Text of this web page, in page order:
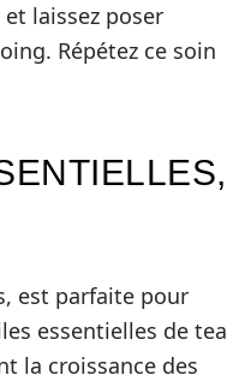
laissez poser
Répétez ce soin
est parfaite pour
essentielles de tea
la croissance des